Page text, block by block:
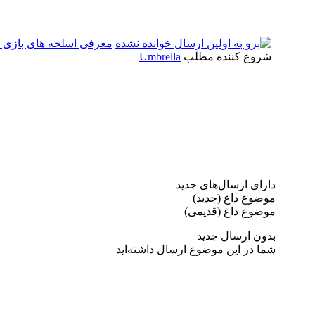
معرفی اسلحه های بازی Resident Evil: Operation Raccoon City
شروع کننده مطلب Umbrella
دارای ارسال‌های جدید‌
موضوع داغ (جدید‌)
موضوع داغ (قدیمی)
بدون ارسال جدید‌
شما در این موضوع ارسال داشته‌اید